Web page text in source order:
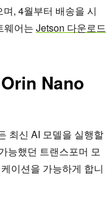
, 4월부터 배송을 시
웨어는 Jetson 다운로드
Nano
최신 AI 모델을 실행할
능했던 트랜스포머 모
이션을 가능하게 합니